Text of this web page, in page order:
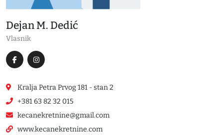
Dejan M. Dedić
Vlasnik
Kralja Petra Prvog 181 - stan 2
+381 63 82 32 015
kecanekretnine@gmail.com
www.kecanekretnine.com